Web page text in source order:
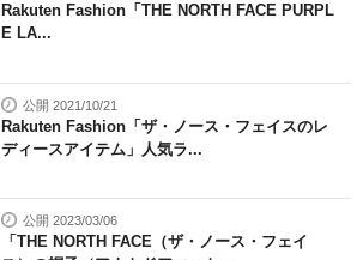
Rakuten Fashion「THE NORTH FACE PURPL
E LA...
公開 2021/10/21
Rakuten Fashion「ザ・ノース・フェイスのレ
ディースアイテム」人気ラ...
公開 2023/03/06
「THE NORTH FACE（ザ・ノース・フェイ